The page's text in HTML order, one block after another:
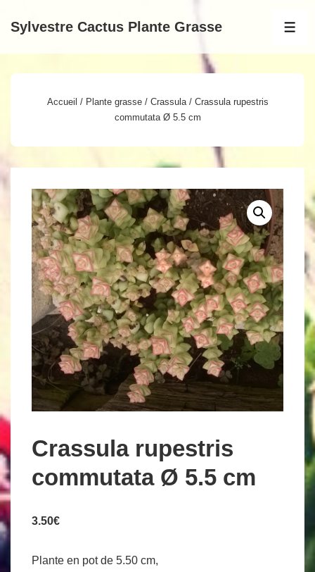
passer
Sylvestre Cactus Plante Grasse
Accueil / Plante grasse/ Crassula/ Crassula rupestris
commutata Ø 5.5 cm
Crassula rupestris
commutata Ø 5.5 cm
3.50€
Plante en pot de 5.50 cm,